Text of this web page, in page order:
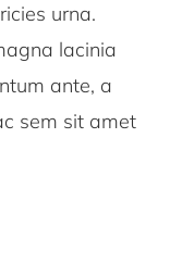
urna.
lacinia
ante, a
sem sit amet